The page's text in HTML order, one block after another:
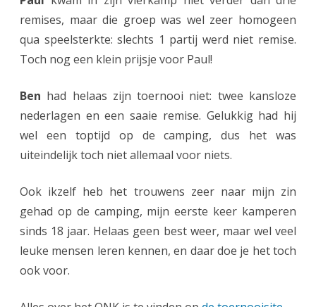
remises, maar die groep was wel zeer homogeen
qua speelsterkte: slechts 1 partij werd niet remise.
Toch nog een klein prijsje voor Paul!
Ben had helaas zijn toernooi niet: twee kansloze
nederlagen en een saaie remise. Gelukkig had hij
wel een toptijd op de camping, dus het was
uiteindelijk toch niet allemaal voor niets.
Ook ikzelf heb het trouwens zeer naar mijn zin
gehad op de camping, mijn eerste keer kamperen
sinds 18 jaar. Helaas geen best weer, maar wel veel
leuke mensen leren kennen, en daar doe je het toch
ook voor.